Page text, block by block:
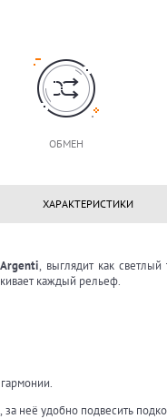
ОБМЕН
ХАРАКТЕРИСТИКИ
, выглядит как
каждый рельеф.
неё удобно подвесить